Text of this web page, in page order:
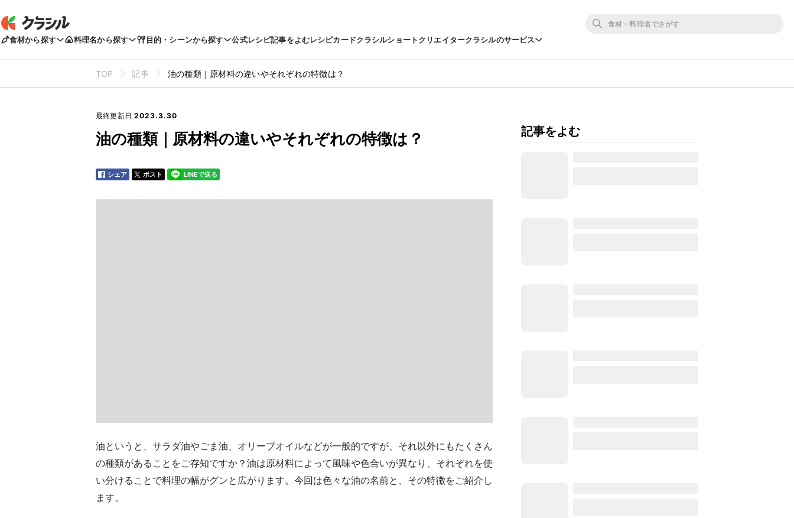
食材から探す 料理名から探す 目的・シーンから探す 公式レシピ記事をよむレシピカードクラシルショートクリエイタークラシルのサービス
TOP 記事 油の種類｜原材料の違いやそれぞれの特徴は？
最終更新日 2023.3.30
油の種類｜原材料の違いやそれぞれの特徴は？
シェア ポスト LINEで送る
油というと、サラダ油やごま油、オリーブオイルなどが一般的ですが、それ以外にもたくさん
の種類があることをご存知ですか？油は原材料によって風味や色合いが異なり、それぞれを使
い分けることで料理の幅がグンと広がります。今回は色々な油の名前と、その特徴をご紹介し
ます。
記事をよむ